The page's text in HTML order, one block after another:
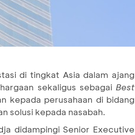
di tingkat Asia dalam ajang
sekaligus sebagai Best
kepada perusahaan di bidang
solusi kepada nasabah.
didampingi Senior Executive